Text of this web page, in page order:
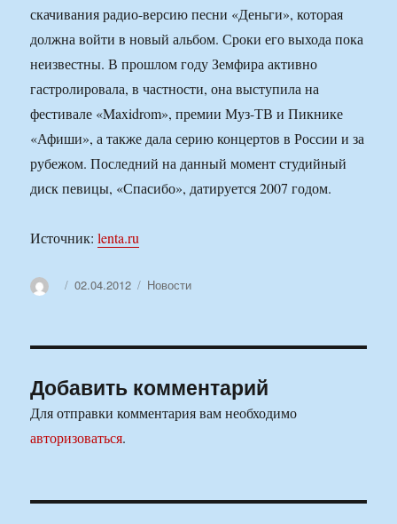
скачивания радио-версию песни «Деньги», которая
должна войти в новый альбом. Сроки его выхода пока
неизвестны. В прошлом году Земфира активно
гастролировала, в частности, она выступила на
фестивале «Maxidrom», премии Муз-ТВ и Пикнике
«Афиши», а также дала серию концертов в России и за
рубежом. Последний на данный момент студийный
диск певицы, «Спасибо», датируется 2007 годом.
Источник:lenta.ru
АвторОпубликовано
02.04.2012 Рубрики
Новости
Добавить комментарий
Для отправки комментария вам необходимо
авторизоваться.